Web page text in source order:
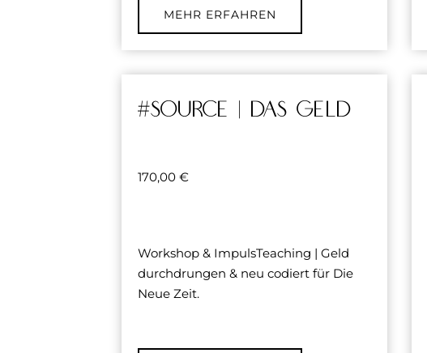
MEHR ERFAHREN
#source | DAS GELD
170,00 €
Workshop & ImpulsTeaching | Geld
durchdrungen & neu codiert für Die
Neue Zeit.